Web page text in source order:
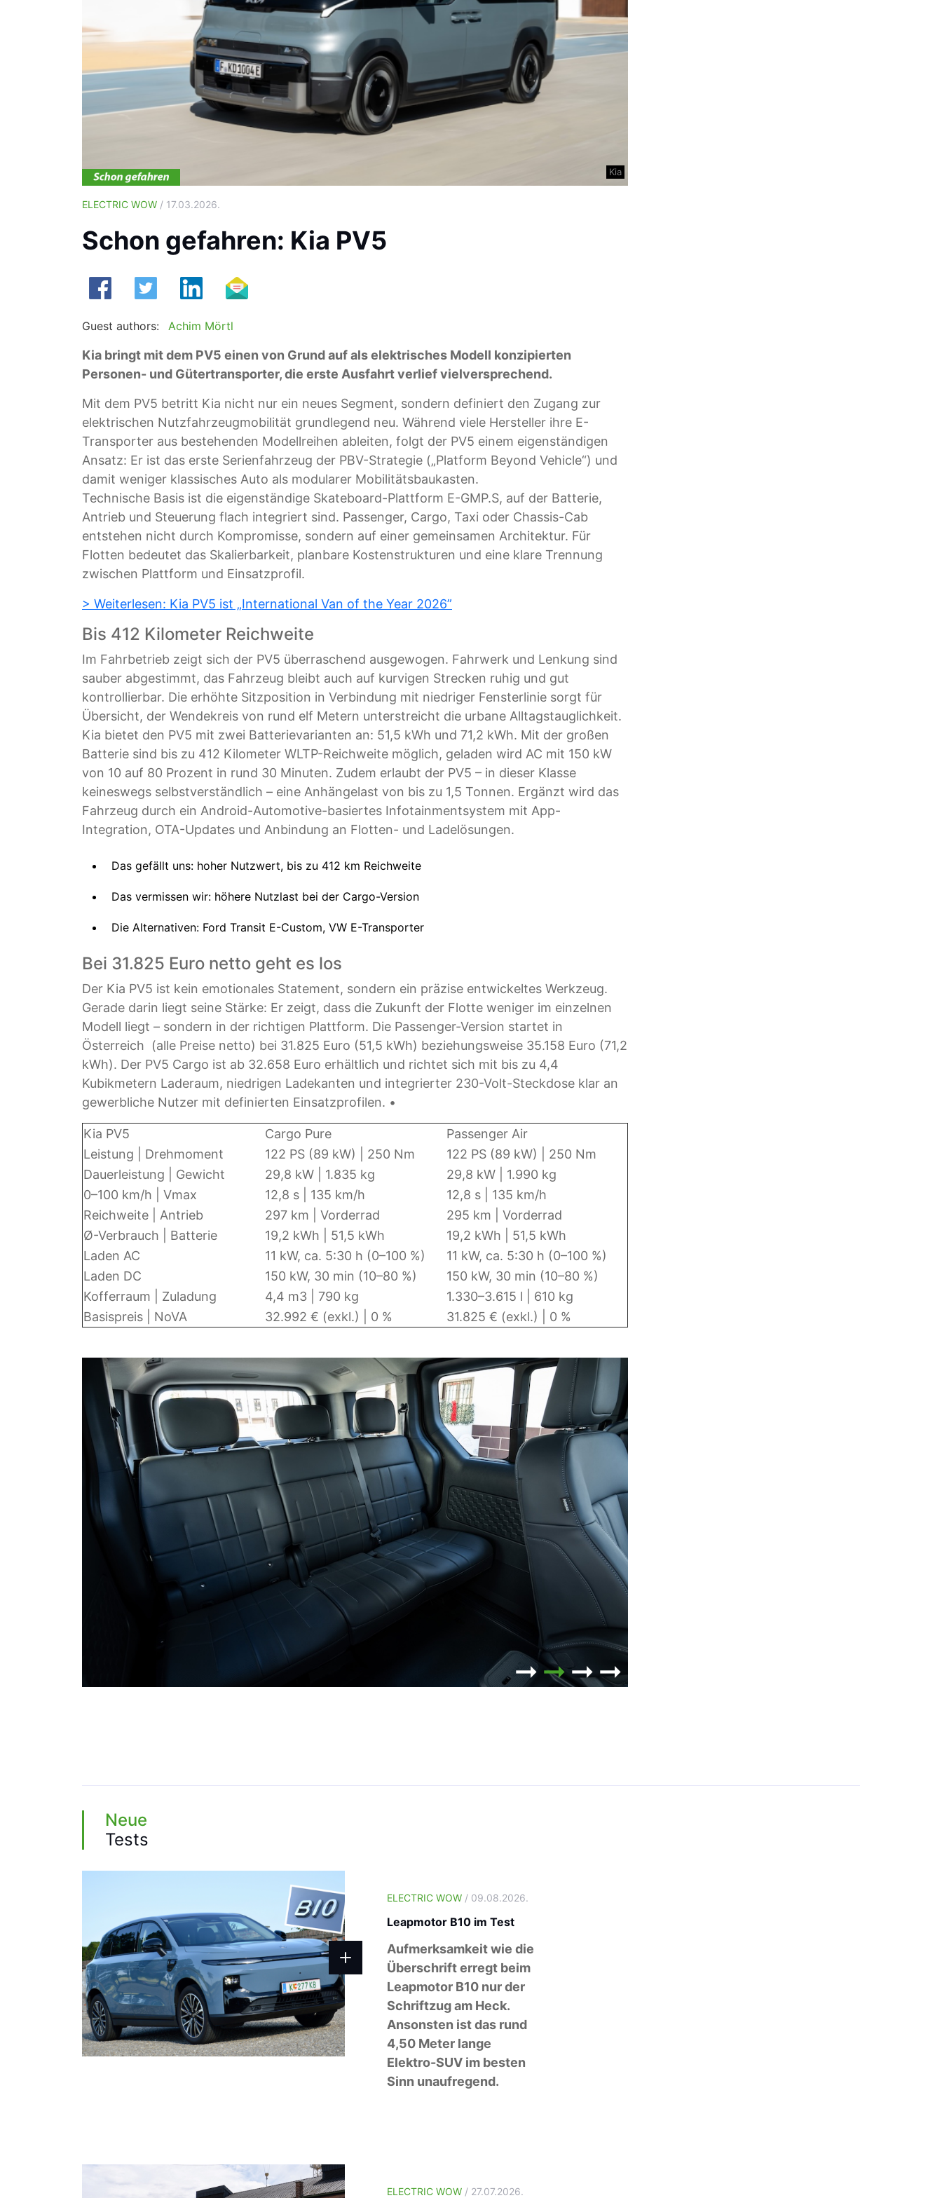
Kia
ELECTRIC WOW / 17.03.2026.
Schon gefahren: Kia PV5
Guest authors: Achim Mörtl
Kia bringt mit dem PV5 einen von Grund auf als elektrisches Modell konzipierten
Personen- und Gütertransporter, die erste Ausfahrt verlief vielversprechend.
Mit dem PV5 betritt Kia nicht nur ein neues Segment, sondern definiert den Zugang zur
elektrischen Nutzfahrzeugmobilität grundlegend neu. Während viele Hersteller ihre E-
Transporter aus bestehenden Modellreihen ableiten, folgt der PV5 einem eigenständigen
Ansatz: Er ist das erste Serienfahrzeug der PBV-Strategie („Platform Beyond Vehicle“) und
damit weniger klassisches Auto als modularer Mobilitätsbaukasten.
Technische Basis ist die eigenständige Skateboard-Plattform E-GMP.S, auf der Batterie,
Antrieb und Steuerung flach integriert sind. Passenger, Cargo, Taxi oder Chassis-Cab
entstehen nicht durch Kompromisse, sondern auf einer gemeinsamen Architektur. Für
Flotten bedeutet das Skalierbarkeit, planbare Kostenstrukturen und eine klare Trennung
zwischen Plattform und Einsatzprofil.
> Weiterlesen: Kia PV5 ist „International Van of the Year 2026”
Bis 412 Kilometer Reichweite
Im Fahrbetrieb zeigt sich der PV5 überraschend ausgewogen. Fahrwerk und Lenkung sind
sauber abgestimmt, das Fahrzeug bleibt auch auf kurvigen Strecken ruhig und gut
kontrollierbar. Die erhöhte Sitzposition in Verbindung mit niedriger Fensterlinie sorgt für
Übersicht, der Wendekreis von rund elf Metern unterstreicht die urbane Alltagstauglichkeit.
Kia bietet den PV5 mit zwei Batterievarianten an: 51,5 kWh und 71,2 kWh. Mit der großen
Batterie sind bis zu 412 Kilometer WLTP-Reichweite möglich, geladen wird AC mit 150 kW
von 10 auf 80 Prozent in rund 30 Minuten. Zudem erlaubt der PV5 – in dieser Klasse
keineswegs selbstverständlich – eine Anhängelast von bis zu 1,5 Tonnen. Ergänzt wird das
Fahrzeug durch ein Android-Automotive-basiertes Infotainmentsystem mit App-
Integration, OTA-Updates und Anbindung an Flotten- und Ladelösungen.
Das gefällt uns: hoher Nutzwert, bis zu 412 km Reichweite
Das vermissen wir: höhere Nutzlast bei der Cargo-Version
Die Alternativen: Ford Transit E-Custom, VW E-Transporter
Bei 31.825 Euro netto geht es los
Der Kia PV5 ist kein emotionales Statement, sondern ein präzise entwickeltes Werkzeug.
Gerade darin liegt seine Stärke: Er zeigt, dass die Zukunft der Flotte weniger im einzelnen
Modell liegt – sondern in der richtigen Plattform. Die Passenger-Version startet in
Österreich (alle Preise netto) bei 31.825 Euro (51,5 kWh) beziehungsweise 35.158 Euro (71,2
kWh). Der PV5 Cargo ist ab 32.658 Euro erhältlich und richtet sich mit bis zu 4,4
Kubikmetern Laderaum, niedrigen Ladekanten und integrierter 230-Volt-Steckdose klar an
gewerbliche Nutzer mit definierten Einsatzprofilen. •
Kia PV5 Cargo Pure
Passenger Air
Leistung | Drehmoment
122 PS (89 kW) | 250 Nm
122 PS (89 kW) | 250 Nm
Dauerleistung | Gewicht
29,8 kW | 1.835 kg
29,8 kW | 1.990 kg
0–100 km/h | Vmax
12,8 s | 135 km/h
12,8 s | 135 km/h
Reichweite | Antrieb
297 km | Vorderrad
295 km | Vorderrad
Ø-Verbrauch | Batterie
19,2 kWh | 51,5 kWh
19,2 kWh | 51,5 kWh
Laden AC
11 kW, ca. 5:30 h (0–100 %)
11 kW, ca. 5:30 h (0–100 %)
Laden DC
150 kW, 30 min (10–80 %)
150 kW, 30 min (10–80 %)
Kofferraum | Zuladung
4,4 m3 | 790 kg
1.330–3.615 l | 610 kg
Basispreis | NoVA
32.992 € (exkl.) | 0 % 31.825 € (exkl.) | 0 %
Neue
Tests
ELECTRIC WOW/ 09.08.2026.
Leapmotor B10 im Test
Aufmerksamkeit wie die
Überschrift erregt beim
Leapmotor B10 nur der
Schriftzug am Heck.
Ansonsten ist das rund
4,50 Meter lange
Elektro-SUV im besten
Sinn unaufregend.
ELECTRIC WOW/ 27.07.2026.